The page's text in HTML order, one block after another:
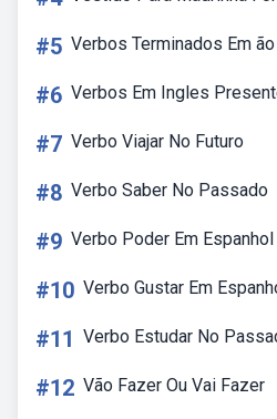
#5 Verbos Terminados Em
#6 Verbos Em Ingles
#7 Verbo Viajar No Futuro
#8 Verbo Saber No Passado
#9 Verbo Poder Em Espanhol
#10 Verbo Gustar Em
#11 Verbo Estudar No
#12 Vão Fazer Ou Vai Fazer